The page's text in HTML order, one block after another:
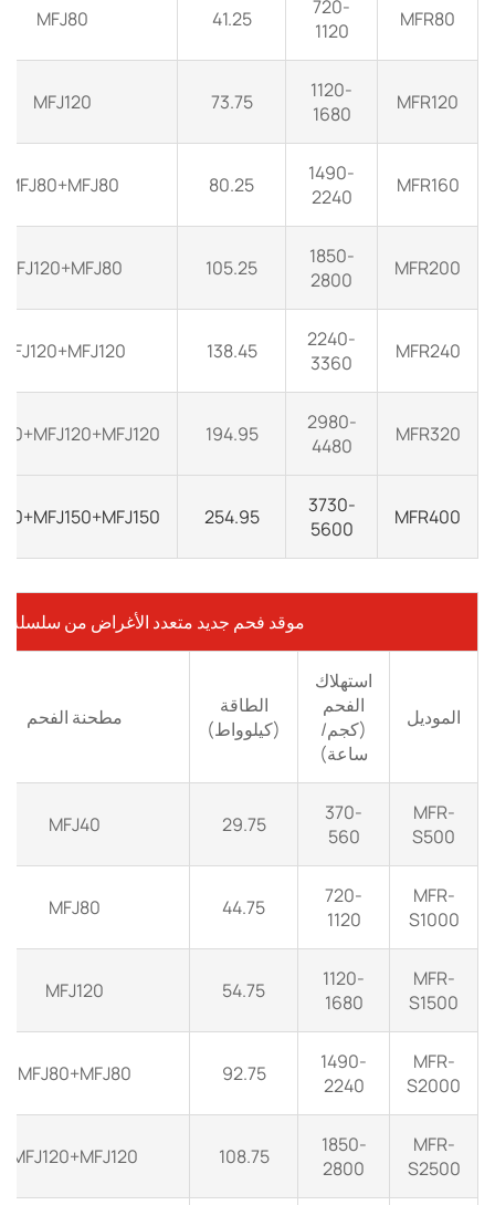
MFR80
720-
1120
41.25
MFJ80
MFR120
1120-
1680
73.75
MFJ120
MFR160
1490-
2240
80.25
MFJ80+MFJ80
MFR200
1850-
2800
105.25
MFJ120+MFJ80
MFR240
2240-
3360
138.45
MFJ120+MFJ120
MFR320
2980-
4480
194.95
MFR400
3730-
5600
254.95
موقد فحم جديد متعدد الأغراض من سلسلة MFR-S
الموديل
استهلاك
الفحم
(كجم/
ساعة)
الطاقة
(كيلوواط)
مطحنة الفحم
MFR-
S500
370-
560
29.75
MFJ40
MFR-
S1000
720-
1120
44.75
MFJ80
MFR-
S1500
1120-
1680
54.75
MFJ120
MFR-
S2000
1490-
2240
92.75
MFJ80+MFJ80
MFR-
S2500
1850-
2800
108.75
MFJ120+MFJ120